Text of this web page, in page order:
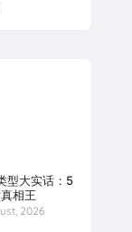
型大实话：5
相王
2026